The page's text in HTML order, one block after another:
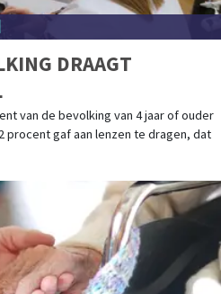
DRAAGT
van de bevolking van 4 jaar of ouder
procent gaf aan lenzen te dragen, dat